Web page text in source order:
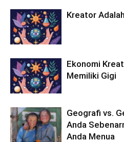
Kreator
Ekonomi
Memiliki Gigi
Geografi vs.
Anda
Anda Menua